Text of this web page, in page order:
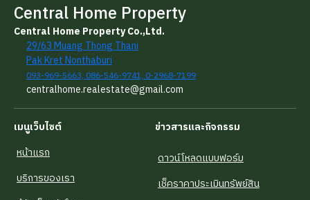
Central Home Property
Central Home Property Co.,Ltd.
29/63 Muang Thong Thani
Pak Kret Nonthaburi
093-969-5663, 086-546-9741, 0-2968-7199
centralhome.realestate@gmail.com
เมนูเว็บไซต์
หน้าแรก
บริการของเรา
ข่าวสารและกิจกรรม
ดาวน์โหลดแบบฟอร์ม
เช็คราคาประเมินทรัพย์สิน